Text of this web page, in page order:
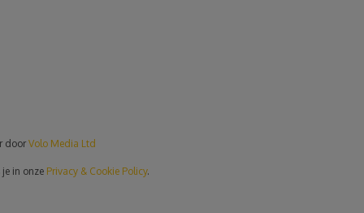
door Volo Media Ltd
in onze Privacy & Cookie Policy.